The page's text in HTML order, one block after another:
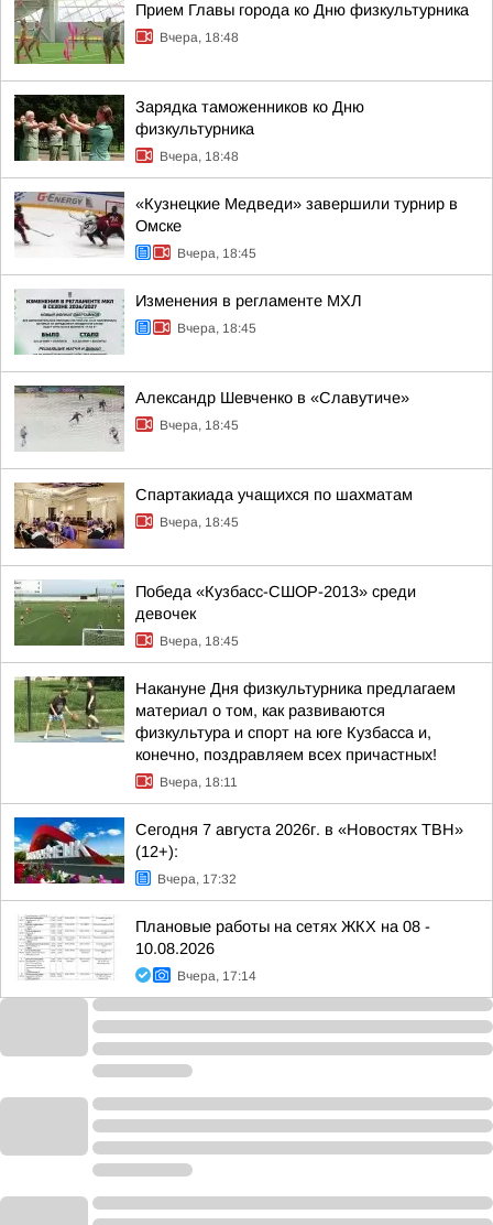
Прием Главы города ко Дню физкультурника
Вчера, 18:48
Зарядка таможенников ко Дню
физкультурника
Вчера, 18:48
«Кузнецкие Медведи» завершили турнир в
Омске
Вчера, 18:45
Изменения в регламенте МХЛ
Вчера, 18:45
Александр Шевченко в «Славутиче»
Вчера, 18:45
Спартакиада учащихся по шахматам
Вчера, 18:45
Победа «Кузбасс-СШОР-2013» среди
девочек
Вчера, 18:45
Накануне Дня физкультурника предлагаем
материал о том, как развиваются
физкультура и спорт на юге Кузбасса и,
конечно, поздравляем всех причастных!
Вчера, 18:11
Сегодня 7 августа 2026г. в «Новостях ТВН»
(12+):
Вчера, 17:32
Плановые работы на сетях ЖКХ на 08 -
10.08.2026
Вчера, 17:14